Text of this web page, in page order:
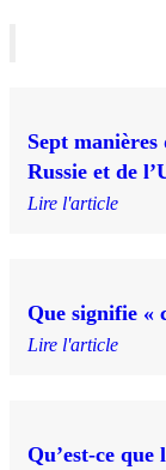
Sept manières
Russie et de
Lire l'article
Que signifie «
Lire l'article
Qu’est-ce